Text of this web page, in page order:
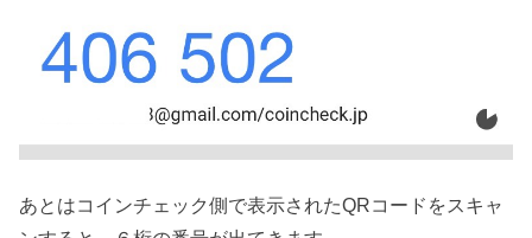
あとはコインチェック側で表示されたQRコードをスキャ